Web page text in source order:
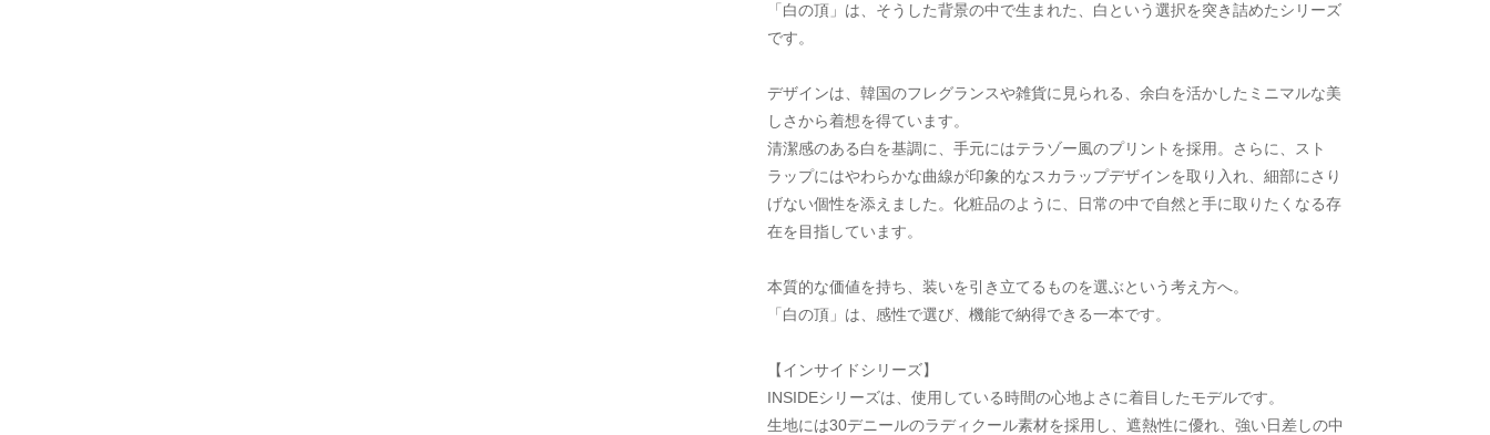
「白の頂」は、そうした背景の中で生まれた、白という選択を突き詰めたシリーズ
です。
デザインは、韓国のフレグランスや雑貨に見られる、余白を活かしたミニマルな美
しさから着想を得ています。
清潔感のある白を基調に、手元にはテラゾー風のプリントを採用。さらに、スト
ラップにはやわらかな曲線が印象的なスカラップデザインを取り入れ、細部にさり
げない個性を添えました。化粧品のように、日常の中で自然と手に取りたくなる存
在を目指しています。
本質的な価値を持ち、装いを引き立てるものを選ぶという考え方へ。
「白の頂」は、感性で選び、機能で納得できる一本です。
【インサイドシリーズ】
INSIDEシリーズは、使用している時間の心地よさに着目したモデルです。
生地には30デニールのラディクール素材を採用し、遮熱性に優れ、強い日差しの中